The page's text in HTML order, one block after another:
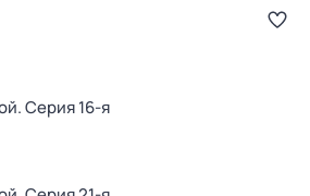
. Серия 16-я